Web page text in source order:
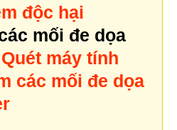
độc hại
mối đe dọa
Quét máy tính
các mối đe dọa